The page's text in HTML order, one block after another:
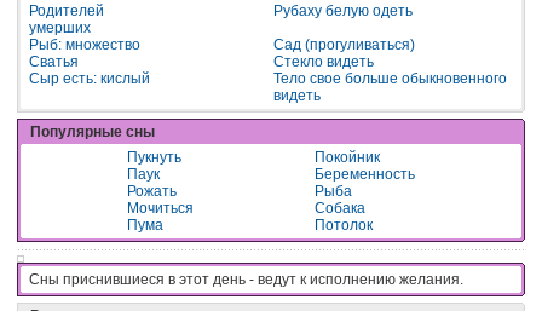
Родителей
умерших
Рубаху белую одеть
Рыб: множество
Сад (прогуливаться)
Сватья
Стекло видеть
Сыр есть: кислый
Тело свое больше обыкновенного
видеть
Популярные сны
Пукнуть
Покойник
Паук
Беременность
Рожать
Рыба
Мочиться
Собака
Пума
Потолок
Сны приснившиеся в этот день - вeдyт к иcпoлнeнию жeлaния.